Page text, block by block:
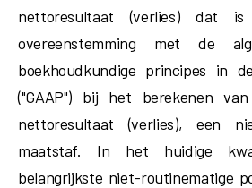
nettoresultaat (verlies) dat is
overeenstemming met de
boekhoudkundige principes in
("GAAP") bij het berekenen
nettoresultaat (verlies), een
maatstaf. In het huidige
belangrijkste niet-routinematige